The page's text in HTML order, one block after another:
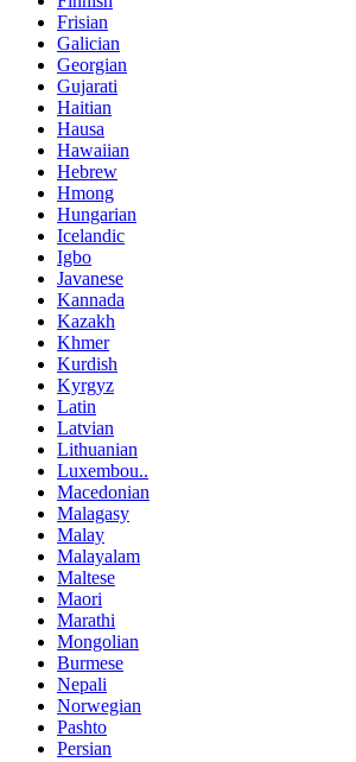
Frisian
Galician
Georgian
Gujarati
Haitian
Hausa
Hawaiian
Hebrew
Hmong
Hungarian
Icelandic
Igbo
Javanese
Kannada
Kazakh
Khmer
Kurdish
Kyrgyz
Latin
Latvian
Lithuanian
Luxembou..
Macedonian
Malagasy
Malay
Malayalam
Maltese
Maori
Marathi
Mongolian
Burmese
Nepali
Norwegian
Pashto
Persian